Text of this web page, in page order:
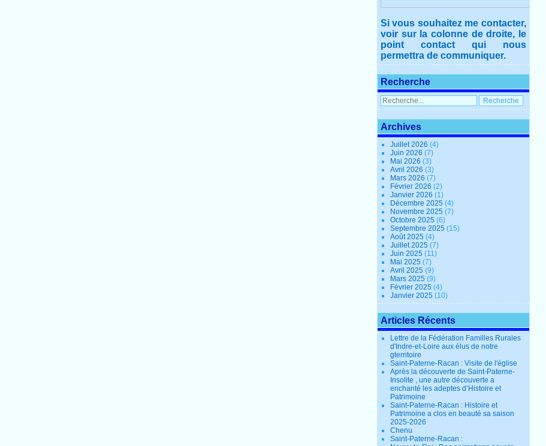
Si vous souhaitez me contacter,
voir sur la colonne de droite, le
point contact qui nous
permettra de communiquer.
Recherche
Archives
Juillet 2026(4)
Juin 2026(7)
Mai 2026(3)
Avril 2026(3)
Mars 2026(7)
Février 2026(2)
Janvier 2026(1)
Décembre 2025(4)
Novembre 2025(7)
Octobre 2025(6)
Septembre 2025(15)
Août 2025(4)
Juillet 2025(7)
Juin 2025(11)
Mai 2025(7)
Avril 2025(9)
Mars 2025(9)
Février 2025(4)
Janvier 2025(10)
Articles Récents
Lettre de la Fédération Familles Rurales
d'Indre-et-Loire aux élus de notre
gterritoire
Saint-Paterne-Racan : Visite de l'église
Après la découverte de Saint-Paterne-
Insolite , une autre découverte a
enchanté les adeptes d’Histoire et
Patrimoine
Saint-Paterne-Racan : Histoire et
Patrimoine a clos en beauté sa saison
2025-2026
Chenu
Saint-Paterne-Racan :